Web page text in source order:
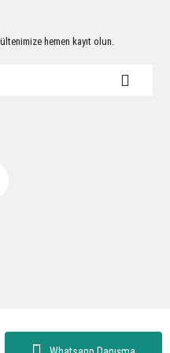
hemen kayıt olun.